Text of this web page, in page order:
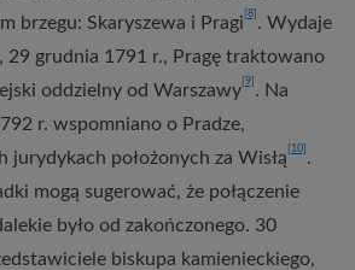
brzegu: Skaryszewa i Pragi [8] . Wydaje
29 grudnia 1791 r., Pragę traktowano
oddzielny od Warszawy[9] . Na
r. wspomniano o Pradze,
jurydykach położonych za Wisłą [10] .
mogą sugerować, że połączenie
było od zakończonego. 30
biskupa kamienieckiego,